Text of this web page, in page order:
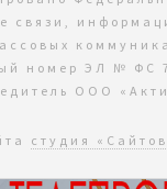
связи,
номер ЭЛ № ФС
ООО
студия